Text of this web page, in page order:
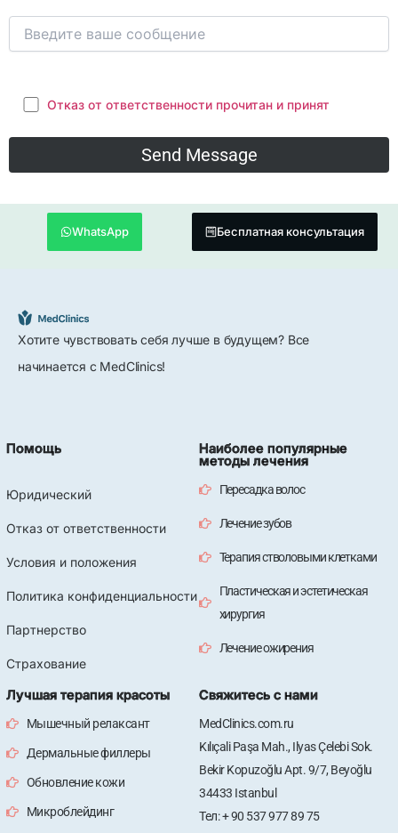
Отказ от ответственности прочитан и принят
WhatsApp Бесплатная консультация
Хотите чувствовать себя лучше в будущем? Все
начинается с MedClinics!
Помощь
Юридический
Отказ от ответственности
Условия и положения
Политика конфиденциальности
Партнерство
Страхование
Наиболее популярные
методы лечения
Пересадка волос
Лечение зубов
Терапия стволовыми клетками
Пластическая и эстетическая
хирургия
Лечение ожирения
Лучшая терапия красоты
Мышечный релаксант
Дермальные филлеры
Обновление кожи
Микроблейдинг
Свяжитесь с нами
MedClinics.com.ru
Kılıçali Paşa Mah., Ilyas Çelebi Sok.
Bekir Kopuzoğlu Apt. 9/7, Beyoğlu
34433 Istanbul
Тел: + 90 537 977 89 75